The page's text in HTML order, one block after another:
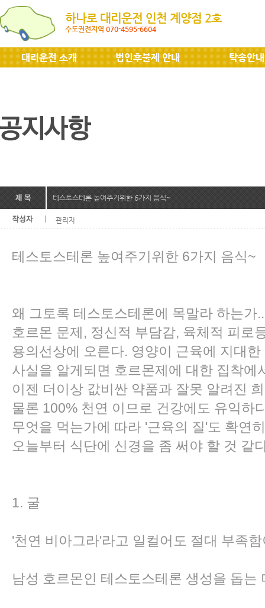
하나로 대리운전 인천 계양점 2호
수도권전지역 070-4595-6604
대리운전 소개 법인후불제 안내 탁송안내
테스토스테론 높여주기위한 6가지 음식~
관리자
테스토스테론 높여주기위한 6가지 음식~
왜 그토록 테스토스테론에 목말라 하는가
호르몬 문제, 정신적 부담감, 육체적 피로
용의선상에 오른다. 영양이 근육에 지대
사실을 알게되면 호르몬제에 대한 집착에
이젠 더이상 값비싼 약품과 잘못 알려진
물론 100% 천연 이므로 건강에도 유익하
무엇을 먹는가에 따라 '근육의 질'도 확연
오늘부터 식단에 신경을 좀 써야 할 것 같
1. 굴
'천연 비아그라'라고 일컬어도 절대 부족
남성 호르몬인 테스토스테론 생성을 돕